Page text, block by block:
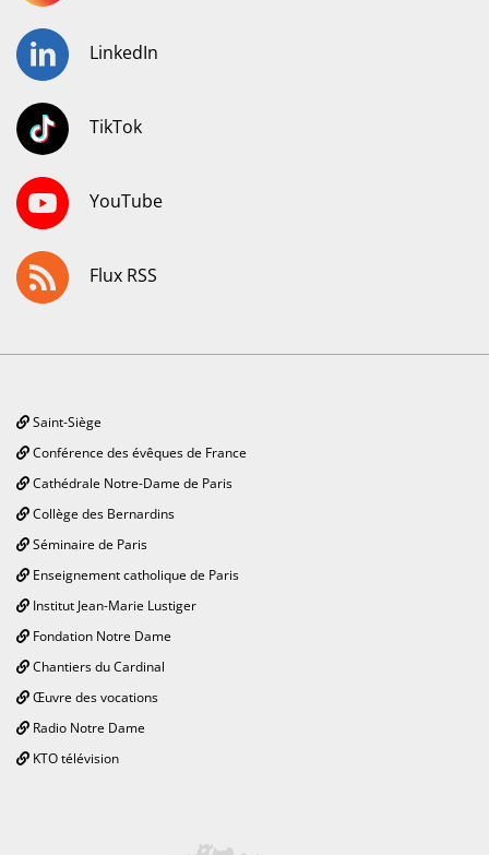
LinkedIn
TikTok
YouTube
Flux RSS
Saint-Siège
Conférence des évêques de France
Cathédrale Notre-Dame de Paris
Collège des Bernardins
Séminaire de Paris
Enseignement catholique de Paris
Institut Jean-Marie Lustiger
Fondation Notre Dame
Chantiers du Cardinal
Œuvre des vocations
Radio Notre Dame
KTO télévision